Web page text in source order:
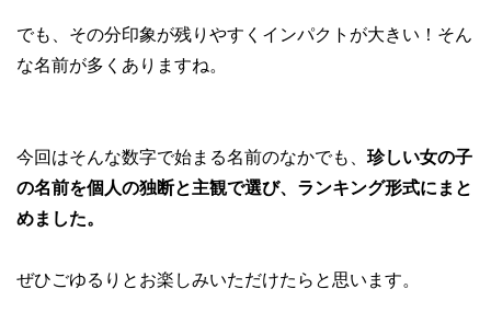
でも、その分印象が残りやすくインパクトが大きい！そん
な名前が多くありますね。
今回はそんな数字で始まる名前のなかでも、 珍しい女の子
の名前を個人の独断と主観で選び、ランキング形式にまと
めました。
ぜひごゆるりとお楽しみいただけたらと思います。